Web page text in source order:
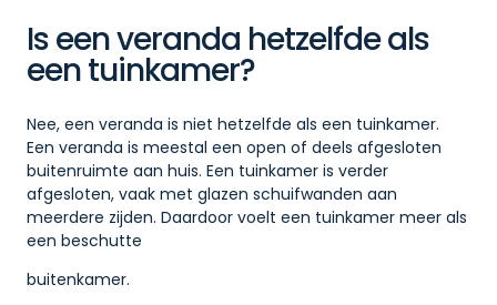
Is een veranda hetzelfde als
een tuinkamer?
Nee, een veranda is niet hetzelfde als een tuinkamer.
Een veranda is meestal een open of deels afgesloten
buitenruimte aan huis. Een tuinkamer is verder
afgesloten, vaak met glazen schuifwanden aan
meerdere zijden. Daardoor voelt een tuinkamer meer als
een beschutte
buitenkamer.